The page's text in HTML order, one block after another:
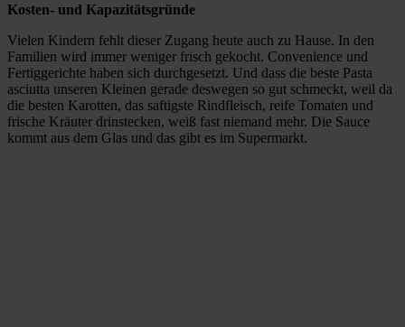
Kosten- und Kapazitätsgründe
Vielen Kindern fehlt dieser Zugang heute auch zu Hause. In den
Familien wird immer weniger frisch gekocht. Convenience und
Fertiggerichte haben sich durchgesetzt. Und dass die beste Pasta
asciutta unseren Kleinen gerade deswegen so gut schmeckt, weil da
die besten Karotten, das saftigste Rindfleisch, reife Tomaten und
frische Kräuter drinstecken, weiß fast niemand mehr. Die Sauce
kommt aus dem Glas und das gibt es im Supermarkt.